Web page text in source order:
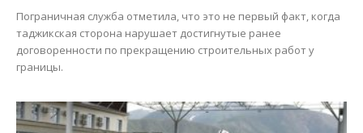
Пограничная служба отметила, что это не первый факт, когда
таджикская сторона нарушает достигнутые ранее
договоренности по прекращению строительных работ у
границы.